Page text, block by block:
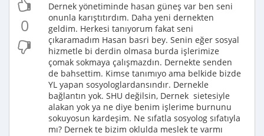
0
Dernek yönetiminde hasan güneş var ben seni
onunla karıştıtırdım. Daha yeni dernekten
geldim. Herkesi tanıyorum fakat seni
çıkaramadım Hasan basri bey. Senin eğer sosyal
hizmetle bi derdin olmasa burda işlerimize
çomak sokmaya çalışmazdın. Dernekte senden
de bahsettim. Kimse tanımıyo ama belkide bizde
YL yapan sosyologlardansındır. Dernekle
bağlantın yok. SHU değilsin, Dernek sietesiyle
alakan yok ya ne diye benim işlerime burnunu
sokuyosun kardeşim. Ne sıfatla sosyolog sıfatıyla
mı? Dernek te bizim oklulda meslek te varmı